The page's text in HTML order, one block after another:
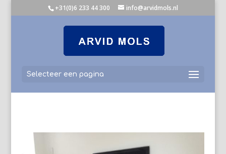
+31(0)6 233 44 300 info@arvidmols.nl
Selecteer een pagina